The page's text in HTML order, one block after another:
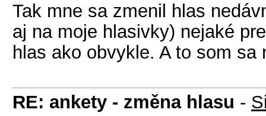
Tak mne sa zmenil hlas
aj na moje hlasivky) nejaké
hlas ako obvykle. A to som
RE: ankety - změna hlasu -